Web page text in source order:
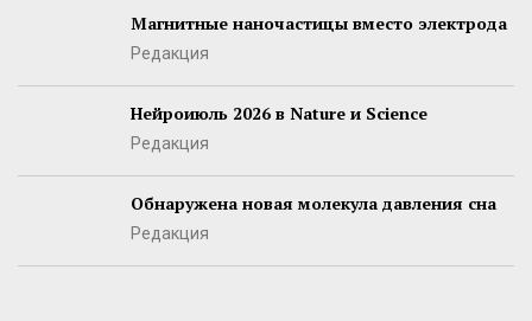
Магнитные наночастицы вместо электрода
Редакция
Нейроиюль 2026 в Nature и Science
Редакция
Обнаружена новая молекула давления сна
Редакция